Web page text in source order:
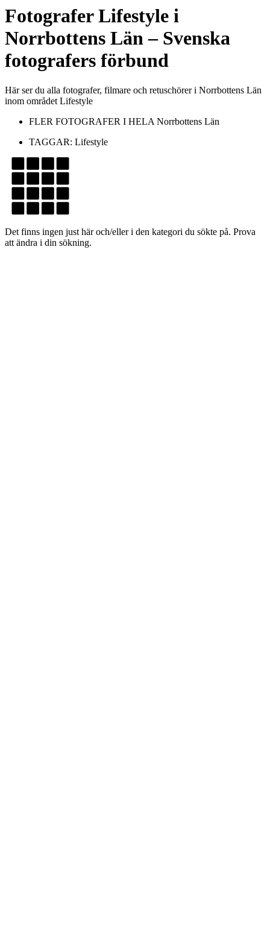
FotograferLifestyle i
Norrbottens Län– Svenska
fotografers förbund
Här ser du alla fotografer, filmare och retuschörer i Norrbottens Län
inom området Lifestyle
FLER FOTOGRAFER I HELA Norrbottens Län
TAGGAR: Lifestyle
Det finns ingen just här och/eller i den kategori du sökte på. Prova
att ändra i din sökning.